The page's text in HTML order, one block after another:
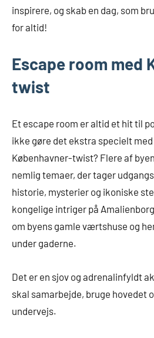
inspirere, og skab en dag, som
for altid!
Escape room med
twist
Et escape room er altid et hit til
ikke gøre det ekstra specielt
Københavner-twist? Flere af
nemlig temaer, der tager
historie, mysterier og ikoniske
kongelige intriger på
om byens gamle værtshuse og
under gaderne.
Det er en sjov og adrenalinfyldt
skal samarbejde, bruge hovedet
undervejs.